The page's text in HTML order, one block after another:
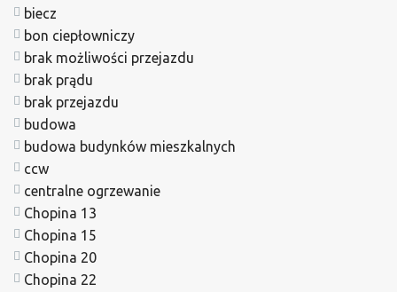
biecz
bon ciepłowniczy
brak możliwości przejazdu
brak prądu
brak przejazdu
budowa
budowa budynków mieszkalnych
ccw
centralne ogrzewanie
Chopina 13
Chopina 15
Chopina 20
Chopina 22